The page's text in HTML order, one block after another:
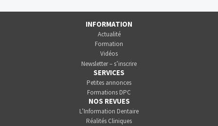
INFORMATION
Actualité
Formation
Vidéos
Newsletter – s’inscrire
SERVICES
Petites annonces
Formations DPC
NOS REVUES
L’Information Dentaire
Réalités Cliniques